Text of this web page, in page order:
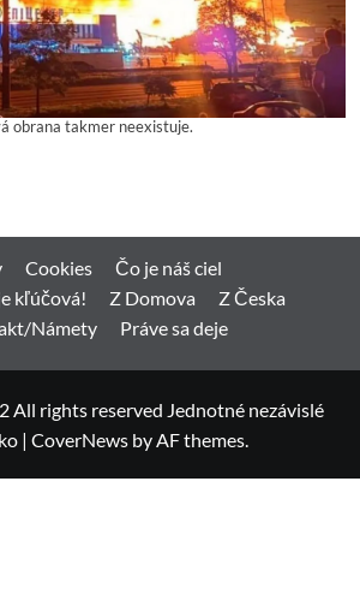
obrana takmer neexistuje.
Cookies
Čo je náš ciel
kľúčová!
Z Domova
Z Česka
Námety
Práve sa deje
All rights reserved Jednotné nezávislé
| CoverNews by AF themes.